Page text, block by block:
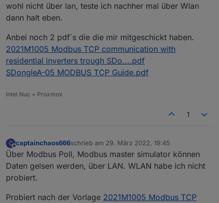
wohl nicht über lan, teste ich nachher mal über Wlan
dann halt eben.
Anbei noch 2 pdf´s die die mir mitgeschickt haben.
2021M1005 Modbus TCP communication with
residential inverters trough SDo....pdf
SDongleA-05 MODBUS TCP Guide.pdf
Intel Nuc + Proxmox
1
C
Offline
captainchaos666schrieb am 29. März 2022, 19:45
zuletzt editiert von
Über Modbus Poll, Modbus master simulator können
Daten gelsen werden, über LAN. WLAN habe ich nicht
probiert.
Probiert nach der Vorlage 2021M1005 Modbus TCP